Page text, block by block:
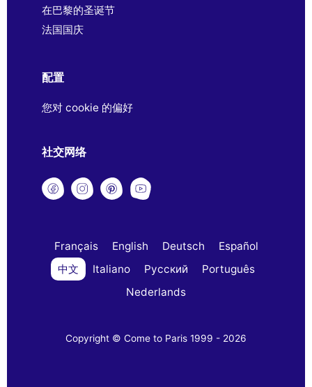
在巴黎的圣诞节
法国国庆
配置
您对 cookie 的偏好
社交网络
Français English Deutsch
Español
中文
Italiano Русский
Português
Nederlands
Copyright © Come to Paris 1999 - 2026